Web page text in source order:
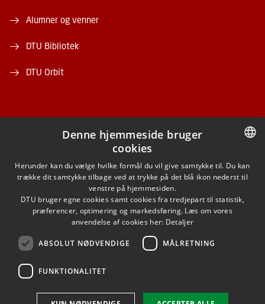
Alumner og venner
DTU Bibliotek
DTU Orbit
FACEBOOK
INSTAGRAM
LINKEDIN
YOUTUBE
DANISH
ENGLISH
Denne hjemmeside bruger
cookies
Herunder kan du vælge hvilke formål du vil give samtykke til. Du kan
trække dit samtykke tilbage ved at trykke på det blå ikon nederst til
venstre på hjemmesiden.
DTU bruger egne cookies samt cookies fra tredjepart til statistik,
præferencer, optimering og markedsføring. Læs om vores
anvendelse af cookies her: Detaljer
ABSOLUT NØDVENDIGE MÅLRETNING
FUNKTIONALITET